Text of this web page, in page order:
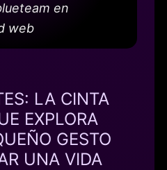
en
web
LA CINTA
EXPLORA
GESTO
UNA VIDA